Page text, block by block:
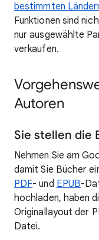
bestimmten
Funktionen sind
nur ausgewählte
verkaufen.
Autoren
Sie stellen die
Nehmen Sie am
damit Sie Bücher
PDF- und EPUB-
hochladen, haben
Originallayout der
Datei.